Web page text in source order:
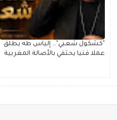
"كشكول شعبي".. إلياس طه يطلق
عملا فنيا يحتفي بالأصالة المغربية